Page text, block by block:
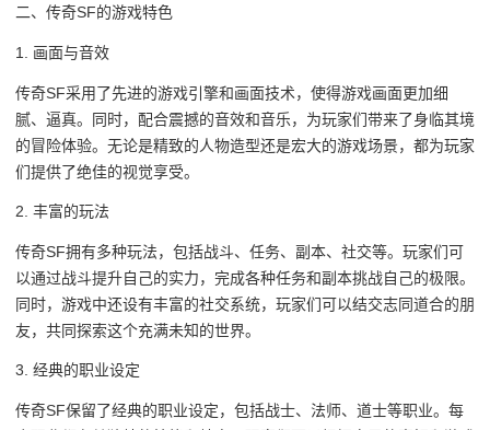
二、传奇SF的游戏特色
1. 画面与音效
传奇SF采用了先进的游戏引擎和画面技术，使得游戏画面更加细
腻、逼真。同时，配合震撼的音效和音乐，为玩家们带来了身临其境
的冒险体验。无论是精致的人物造型还是宏大的游戏场景，都为玩家
们提供了绝佳的视觉享受。
2. 丰富的玩法
传奇SF拥有多种玩法，包括战斗、任务、副本、社交等。玩家们可
以通过战斗提升自己的实力，完成各种任务和副本挑战自己的极限。
同时，游戏中还设有丰富的社交系统，玩家们可以结交志同道合的朋
友，共同探索这个充满未知的世界。
3. 经典的职业设定
传奇SF保留了经典的职业设定，包括战士、法师、道士等职业。每